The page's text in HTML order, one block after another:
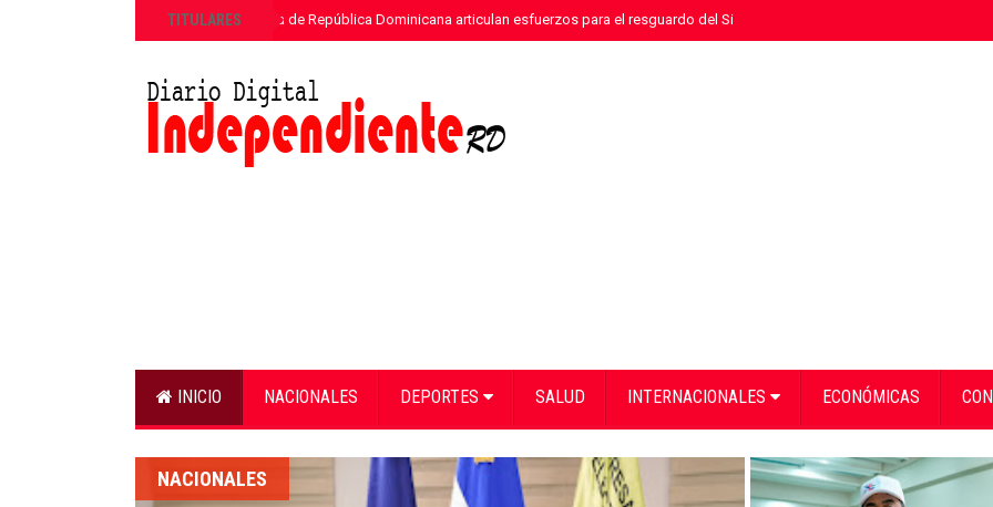
TITULARES
»ETED y la Armada de República Dominicana articulan esfuerzos para el resguardo del Sistema de Transmisión Eléctrica
INICIO NACIONALES DEPORTES SALUD INTERNACIONALES ECONÓMICAS
TURISMO